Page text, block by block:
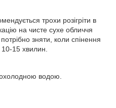
трохи розігріти в
на чисте сухе обличчя
зняти, коли спінення
15 хвилин.
водою.